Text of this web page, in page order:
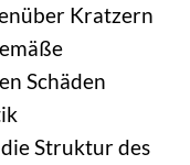
Kratzern
Schäden
Struktur des